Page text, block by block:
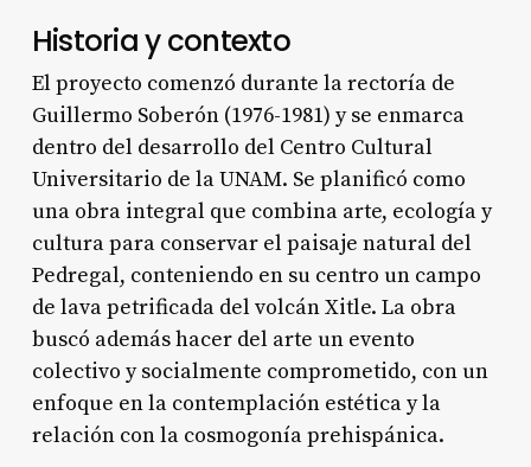
Historia y contexto
El proyecto comenzó durante la rectoría de
Guillermo Soberón (1976-1981) y se enmarca
dentro del desarrollo del Centro Cultural
Universitario de la UNAM. Se planificó como
una obra integral que combina arte, ecología y
cultura para conservar el paisaje natural del
Pedregal, conteniendo en su centro un campo
de lava petrificada del volcán Xitle. La obra
buscó además hacer del arte un evento
colectivo y socialmente comprometido, con un
enfoque en la contemplación estética y la
relación con la cosmogonía prehispánica.